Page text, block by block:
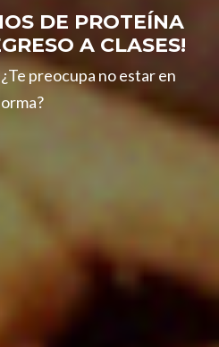
DE PROTEÍNA
A CLASES!
preocupa no estar en